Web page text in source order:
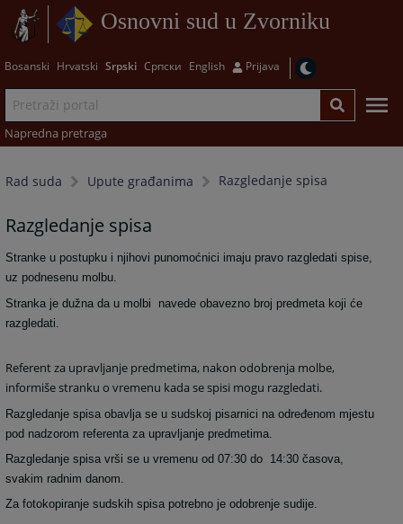
Osnovni sud u Zvorniku
Bosanski Hrvatski Srpski Српски English Prijava
Napredna pretraga
Rad suda Upute građanima Razgledanje spisa
Razgledanje spisa
Stranke u postupku i njihovi punomoćnici imaju pravo razgledati spise,
uz podnesenu molbu.
Stranka je dužna da u molbi navede obavezno broj predmeta koji će
razgledati.
Referent za upravljanje predmetima, nakon odobrenja molbe,
informiše stranku o vremenu kada se spisi mogu razgledati.
Razgledanje spisa obavlja se u sudskoj pisarnici na određenom mjestu
pod nadzorom referenta za upravljanje predmetima.
Razgledanje spisa vrši se u vremenu od 07:30 do 14:30 časova,
svakim radnim danom.
Za fotokopiranje sudskih spisa potrebno je odobrenje sudije.